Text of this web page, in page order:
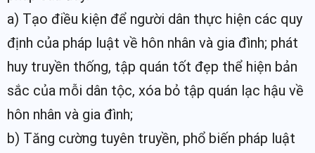
a) Tạo điều kiện để người dân thực hiện các quy
định của pháp luật về hôn nhân và gia đình; phát
huy truyền thống, tập quán tốt đẹp thể hiện bản
sắc của mỗi dân tộc, xóa bỏ tập quán lạc hậu về
hôn nhân và gia đình;
b) Tăng cường tuyên truyền, phổ biến pháp luật